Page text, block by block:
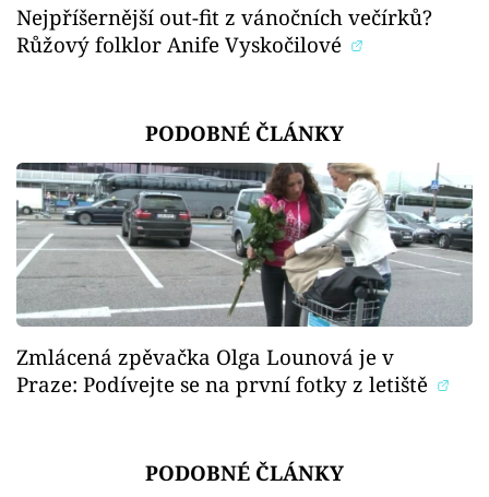
Nejpříšernější out-fit z vánočních večírků?
Růžový folklor Anife Vyskočilové
PODOBNÉ ČLÁNKY
Zmlácená zpěvačka Olga Lounová je v
Praze: Podívejte se na první fotky z letiště
PODOBNÉ ČLÁNKY